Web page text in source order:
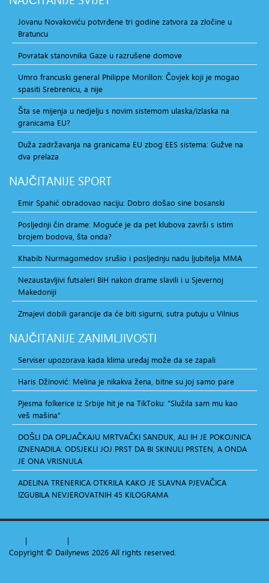
Jovanu Novakoviću potvrđene tri godine zatvora za zločine u
Bratuncu
Povratak stanovnika Gaze u razrušene domove
Umro francuski general Philippe Morillon: Čovjek koji je mogao
spasiti Srebrenicu, a nije
Šta se mijenja u nedjelju s novim sistemom ulaska/izlaska na
granicama EU?
Duža zadržavanja na granicama EU zbog EES sistema: Gužve na
dva prelaza
NAJČITANIJE SPORT
Emir Spahić obradovao naciju: Dobro došao sine bosanski
Posljednji čin drame: Moguće je da pet klubova završi s istim
brojem bodova, šta onda?
Khabib Nurmagomedov srušio i posljednju nadu ljubitelja MMA
Nezaustavljivi futsaleri BiH nakon drame slavili i u Sjevernoj
Makedoniji
Zmajevi dobili garancije da će biti sigurni, sutra putuju u Vilnius
NAJČITANIJE ZANIMLJIVOSTI
Serviser upozorava kada klima uređaj može da se zapali
Haris Džinović: Melina je nikakva žena, bitne su joj samo pare
Pjesma folkerice iz Srbije hit je na TikToku: "Služila sam mu kao
veš mašina"
DOŠLI DA OPLJAČKAJU MRTVAČKI SANDUK, ALI IH JE POKOJNICA
IZNENADILA: ODSJEKLI JOJ PRST DA BI SKINULI PRSTEN, A ONDA
JE ONA VRISNULA
ADELINA TRENERICA OTKRILA KAKO JE SLAVNA PJEVAČICA
IZGUBILA NEVJEROVATNIH 45 KILOGRAMA
| |
Copyright © Dailynews 2026 All rights reserved.